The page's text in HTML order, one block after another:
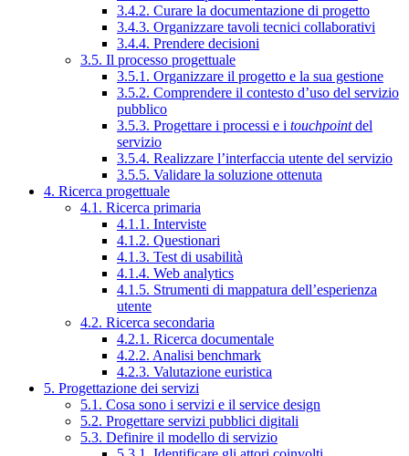
3.4.2. Curare la documentazione di progetto
3.4.3. Organizzare tavoli tecnici collaborativi
3.4.4. Prendere decisioni
3.5. Il processo progettuale
3.5.1. Organizzare il progetto e la sua gestione
3.5.2. Comprendere il contesto d’uso del servizio
pubblico
3.5.3. Progettare i processi e i touchpointdel
servizio
3.5.4. Realizzare l’interfaccia utente del servizio
3.5.5. Validare la soluzione ottenuta
4. Ricerca progettuale
4.1. Ricerca primaria
4.1.1. Interviste
4.1.2. Questionari
4.1.3. Test di usabilità
4.1.4. Web analytics
4.1.5. Strumenti di mappatura dell’esperienza
utente
4.2. Ricerca secondaria
4.2.1. Ricerca documentale
4.2.2. Analisi benchmark
4.2.3. Valutazione euristica
5. Progettazione dei servizi
5.1. Cosa sono i servizi e il service design
5.2. Progettare servizi pubblici digitali
5.3. Definire il modello di servizio